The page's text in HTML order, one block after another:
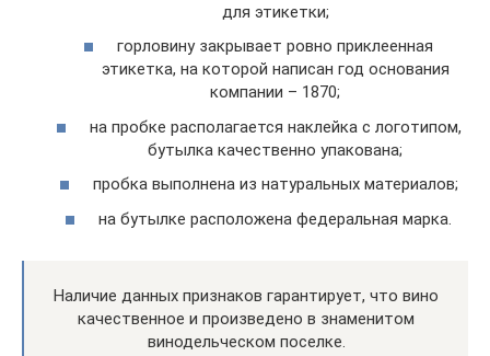
для этикетки;
горловину закрывает ровно приклеенная
этикетка, на которой написан год основания
компании – 1870;
на пробке располагается наклейка с логотипом,
бутылка качественно упакована;
пробка выполнена из натуральных материалов;
на бутылке расположена федеральная марка.
Наличие данных признаков гарантирует, что вино
качественное и произведено в знаменитом
винодельческом поселке.